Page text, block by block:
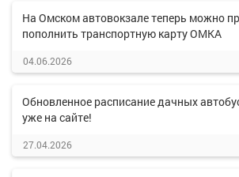
На Омском автовокзале теперь можно
пополнить транспортную карту ОМКА
04.06.2026
Обновленное расписание дачных
уже на сайте!
27.04.2026